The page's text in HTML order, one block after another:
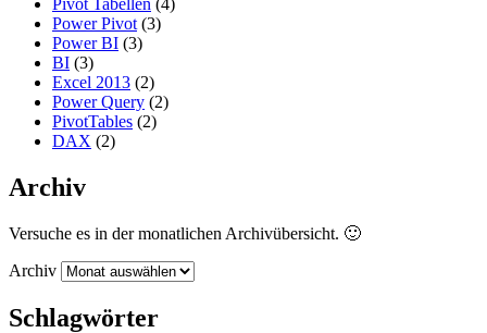
Pivot Tabellen (4)
Power Pivot (3)
Power BI (3)
BI (3)
Excel 2013 (2)
Power Query (2)
PivotTables (2)
DAX (2)
Archiv
Versuche es in der monatlichen Archivübersicht. 🙂
Archiv
Schlagwörter